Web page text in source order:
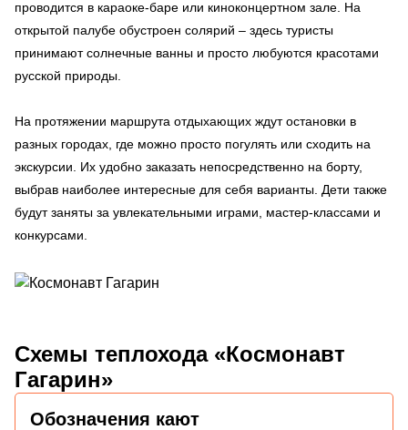
проводится в караоке-баре или киноконцертном зале. На
открытой палубе обустроен солярий – здесь туристы
принимают солнечные ванны и просто любуются красотами
русской природы.
На протяжении маршрута отдыхающих ждут остановки в
разных городах, где можно просто погулять или сходить на
экскурсии. Их удобно заказать непосредственно на борту,
выбрав наиболее интересные для себя варианты. Дети также
будут заняты за увлекательными играми, мастер-классами и
конкурсами.
Схемы теплохода «Космонавт
Гагарин»
Обозначения кают